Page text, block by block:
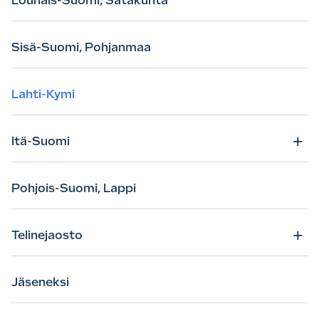
Sisä-Suomi, Pohjanmaa
Lahti-Kymi
Itä-Suomi +
Pohjois-Suomi, Lappi
Telinejaosto +
Jäseneksi